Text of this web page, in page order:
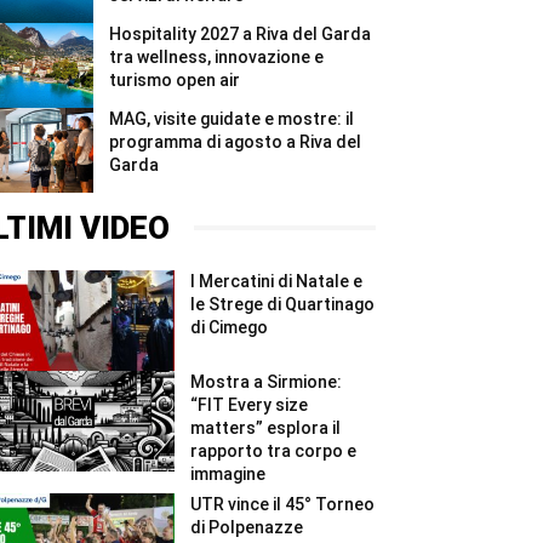
Hospitality 2027 a Riva del Garda
tra wellness, innovazione e
turismo open air
MAG, visite guidate e mostre: il
programma di agosto a Riva del
Garda
VIDEO
I Mercatini di Natale e
le Strege di Quartinago
di Cimego
Mostra a Sirmione:
“FIT Every size
matters” esplora il
rapporto tra corpo e
immagine
UTR vince il 45° Torneo
di Polpenazze